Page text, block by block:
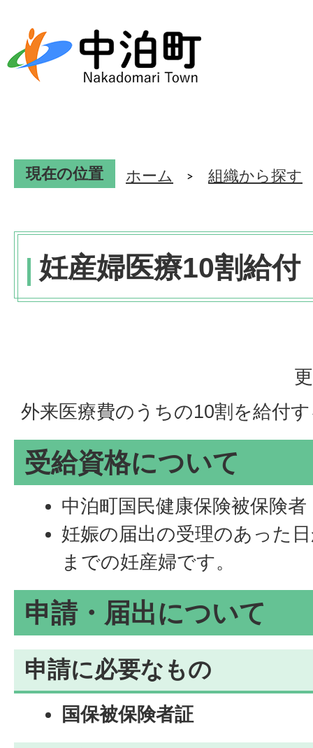
現在の位置 ホーム 組織から探す
妊産婦医療10割給付
外来医療費のうちの10割を給付
受給資格について
中泊町国民健康保険被保険者
妊娠の届出の受理のあった
までの妊産婦です。
申請・届出について
申請に必要なもの
国保被保険者証